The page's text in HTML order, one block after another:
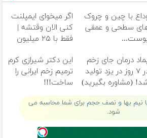
با چین و چروک
سطحی و عمقی
اگر میخوای ایمپلنت
کنی الان وقتشه |
فقط با ۲۵ میلیون
درمان جای زخم
در ۷ روز در یزد تولید
(مشاوره بگیرید)
این دکتر شیرازی کرم
ترمیم زخم ایرانی را
ساخت!!!
نیم بها و نصف حجم برای شما محاسبه می
شود.